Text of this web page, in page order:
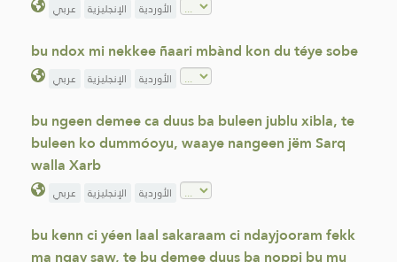
عربي الإنجليزية الأوردية
bu ndox mi nekkee ñaari mbànd kon du téye sobe
عربي الإنجليزية الأوردية
bu ngeen demee ca duus ba buleen jublu xibla, te
buleen ko dummóoyu, waaye nangeen jëm Sarq
walla Xarb
عربي الإنجليزية الأوردية
bu kenn ci yéen laal sakaraam ci ndayjooram fekk
ma ngay saw, te bu demee duus ba noppi bu mu